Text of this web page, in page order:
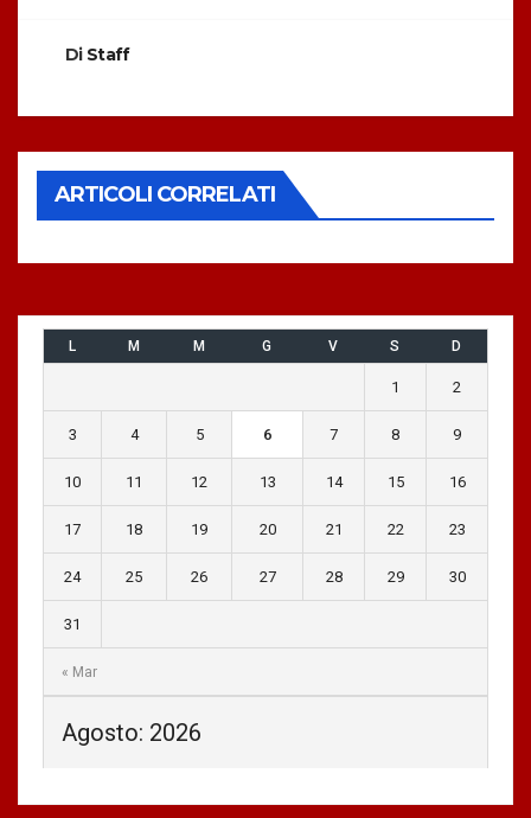
Di Staff
ARTICOLI CORRELATI
Agosto: 2026
L M M G V S D
« Mar
1 2
3 4 5 6 7 8 9
10 11 12 13 14 15 16
17 18 19 20 21 22 23
24 25 26 27 28 29 30
31